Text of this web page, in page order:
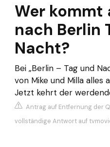
Wer kommt
nach Berlin
Nacht?
Bei „Berlin – Tag und
von Mike und Milla alles
Jetzt kehrt der
Antrag auf Entfernung der
vollständige Antwort auf